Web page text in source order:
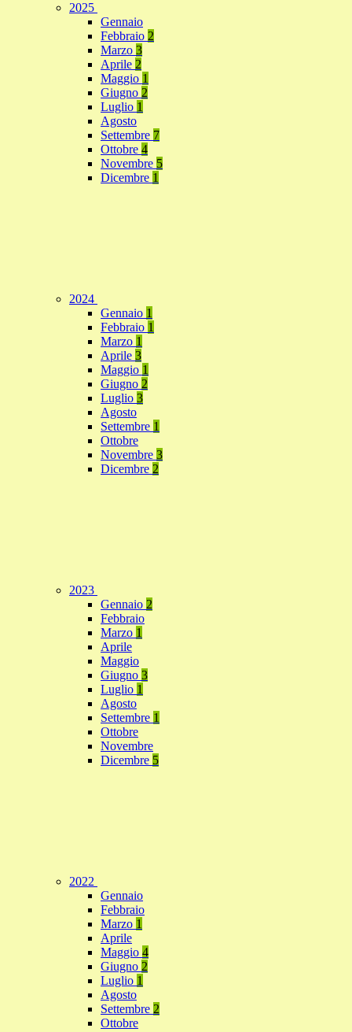
2025
Gennaio
Febbraio 2
Marzo 3
Aprile 2
Maggio 1
Giugno 2
Luglio 1
Agosto
Settembre 7
Ottobre 4
Novembre 5
Dicembre 1
2024
Gennaio 1
Febbraio 1
Marzo 1
Aprile 3
Maggio 1
Giugno 2
Luglio 3
Agosto
Settembre 1
Ottobre
Novembre 3
Dicembre 2
2023
Gennaio 2
Febbraio
Marzo 1
Aprile
Maggio
Giugno 3
Luglio 1
Agosto
Settembre 1
Ottobre
Novembre
Dicembre 5
2022
Gennaio
Febbraio
Marzo 1
Aprile
Maggio 4
Giugno 2
Luglio 1
Agosto
Settembre 2
Ottobre